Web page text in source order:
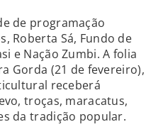
de programação
Roberta Sá, Fundo de
e Nação Zumbi. A folia
Gorda (21 de fevereiro),
receberá
troças, maracatus,
da tradição popular.